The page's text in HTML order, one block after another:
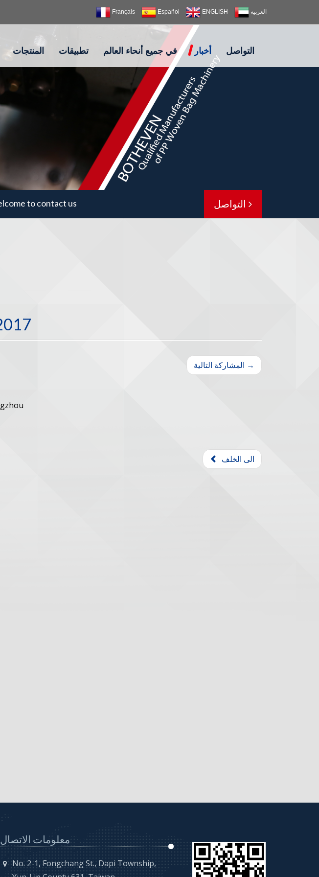
Français Español ENGLISH العربية
المنتجات تطبيقات في جميع أنحاء العالم أخبار التواصل
to contact us
المشاركة التالية →
الى الخلف
معلومات الاتصال
No. 2-1, Fongchang St., Dapi Township,